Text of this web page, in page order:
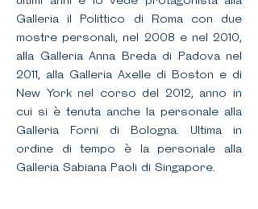
Galleria il Polittico di Roma con due
mostre personali, nel 2008 e nel 2010,
alla Galleria Anna Breda di Padova nel
2011, alla Galleria Axelle di Boston e di
New York nel corso del 2012, anno in
cui si è tenuta anche la personale alla
Galleria Forni di Bologna. Ultima in
ordine di tempo è la personale alla
Galleria Sabiana Paoli di Singapore.